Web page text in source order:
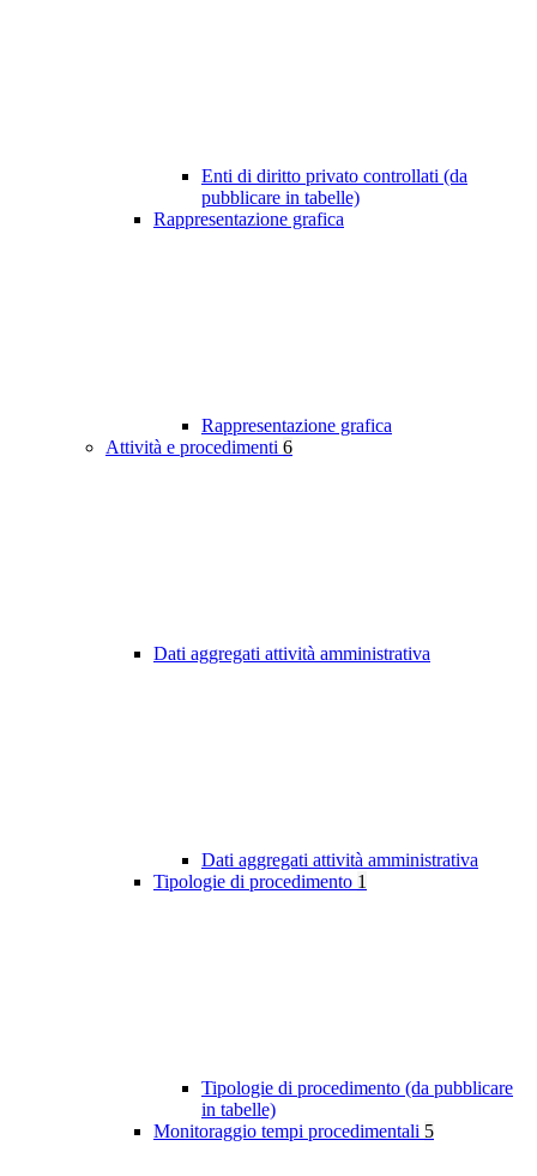
Enti di diritto privato controllati (da
pubblicare in tabelle)
Rappresentazione grafica
Rappresentazione grafica
Attività e procedimenti 6
Dati aggregati attività amministrativa
Dati aggregati attività amministrativa
Tipologie di procedimento 1
Tipologie di procedimento (da pubblicare
in tabelle)
Monitoraggio tempi procedimentali 5